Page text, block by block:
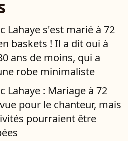
Lahaye s'est marié à 72
baskets ! Il a dit oui à
ans de moins, qui a
robe minimaliste
Lahaye : Mariage à 72
pour le chanteur, mais
pourraient être